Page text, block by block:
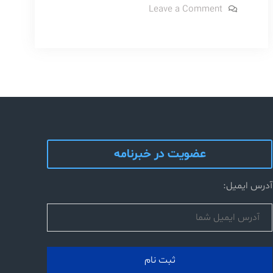
کارا
Leave a Comment
on
عضویت در خبرنامه
آدرس ایمیل: